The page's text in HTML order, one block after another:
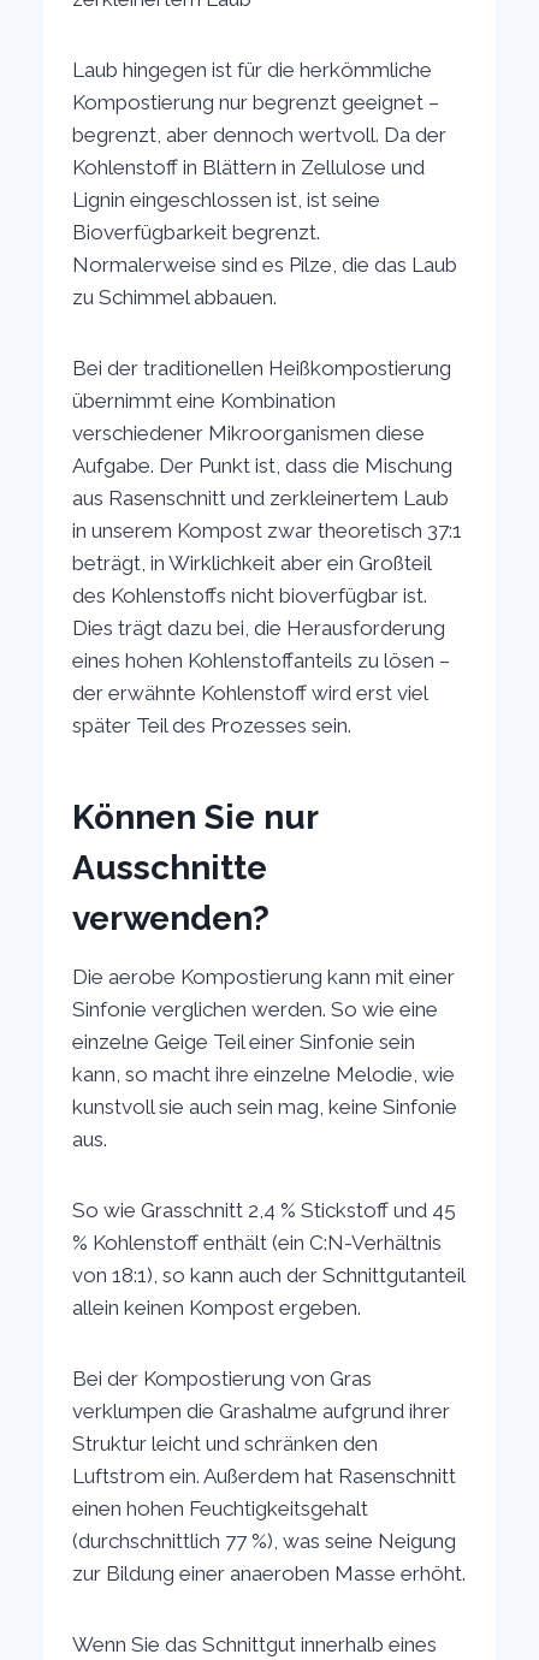
Laub hingegen ist für die herkömmliche
Kompostierung nur begrenzt geeignet –
begrenzt, aber dennoch wertvoll. Da der
Kohlenstoff in Blättern in Zellulose und
Lignin eingeschlossen ist, ist seine
Bioverfügbarkeit begrenzt.
Normalerweise sind es Pilze, die das Laub
zu Schimmel abbauen.
Bei der traditionellen Heißkompostierung
übernimmt eine Kombination
verschiedener Mikroorganismen diese
Aufgabe. Der Punkt ist, dass die Mischung
aus Rasenschnitt und zerkleinertem Laub
in unserem Kompost zwar theoretisch 37:1
beträgt, in Wirklichkeit aber ein Großteil
des Kohlenstoffs nicht bioverfügbar ist.
Dies trägt dazu bei, die Herausforderung
eines hohen Kohlenstoffanteils zu lösen –
der erwähnte Kohlenstoff wird erst viel
später Teil des Prozesses sein.
Können Sie nur
Ausschnitte
verwenden?
Die aerobe Kompostierung kann mit einer
Sinfonie verglichen werden. So wie eine
einzelne Geige Teil einer Sinfonie sein
kann, so macht ihre einzelne Melodie, wie
kunstvoll sie auch sein mag, keine Sinfonie
aus.
So wie Grasschnitt 2,4 % Stickstoff und 45
% Kohlenstoff enthält (ein C:N-Verhältnis
von 18:1), so kann auch der Schnittgutanteil
allein keinen Kompost ergeben.
Bei der Kompostierung von Gras
verklumpen die Grashalme aufgrund ihrer
Struktur leicht und schränken den
Luftstrom ein. Außerdem hat Rasenschnitt
einen hohen Feuchtigkeitsgehalt
(durchschnittlich 77 %), was seine Neigung
zur Bildung einer anaeroben Masse erhöht.
Wenn Sie das Schnittgut innerhalb eines